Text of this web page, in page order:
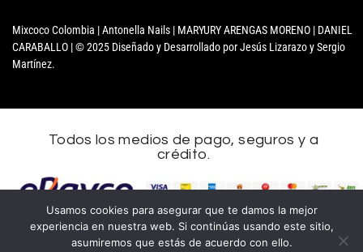
Mixcoco Colombia | Antonella Nails | MARYURY ARENGAS MORENO | DANIEL
CARABALLO | © 2025 Diseñado y Desarrollado por Jesús Lizarazo y Sergio
Martínez.
Todos los medios de pago, seguros y a
crédito.
Apellidos
Usamos cookies para asegurar que te damos la mejor
experiencia en nuestra web. Si continúas usando este sitio,
asumiremos que estás de acuerdo con ello.